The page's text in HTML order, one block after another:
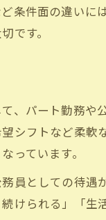
条件面の違い
です。
、パート勤務
シフトなど柔
っています。
員としての待
られる」「生